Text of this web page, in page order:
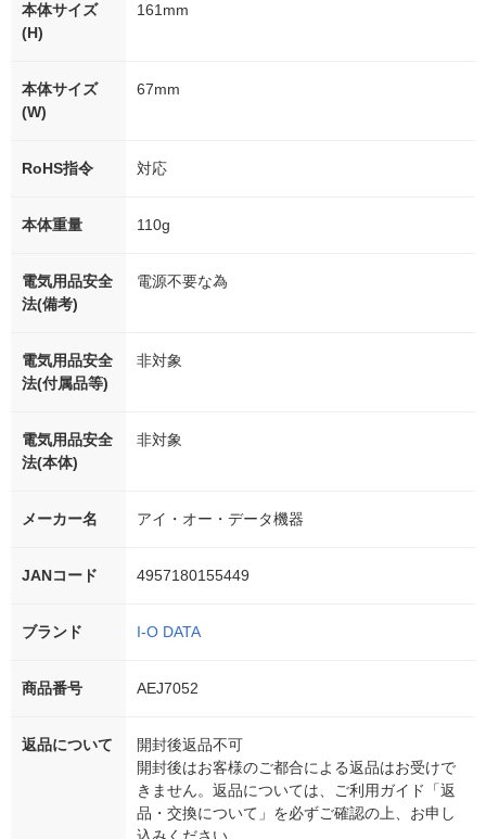
本体サイズ
(H)
161mm
本体サイズ
(W)
67mm
RoHS指令 対応
本体重量 110g
電気用品安全
法(備考)
電源不要な為
電気用品安全
法(付属品等)
非対象
電気用品安全
法(本体)
非対象
メーカー名 アイ・オー・データ機器
JANコード 4957180155449
ブランド I-O DATA
商品番号 AEJ7052
返品について
開封後返品不可
開封後はお客様のご都合による返品はお受けで
きません。返品については、ご利用ガイド「返
品・交換について」を必ずご確認の上、お申し